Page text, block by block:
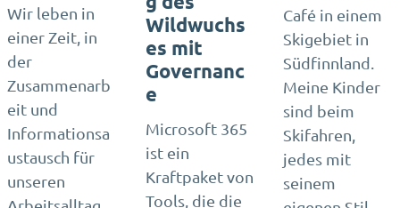
Wir leben in
einer Zeit, in
der
Zusammenarb
eit und
Informationsa
ustausch für
unseren
Wildwuchs
es mit
Governanc
e
Microsoft 365
ist ein
Kraftpaket von
Tools, die die
Café in einem
Skigebiet in
Südfinnland.
Meine Kinder
sind beim
Skifahren,
jedes mit
seinem